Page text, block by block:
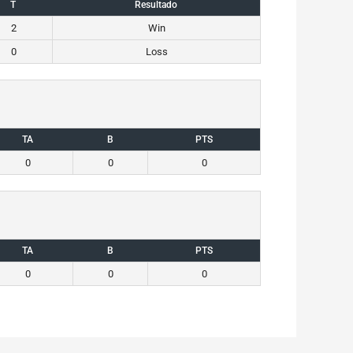
T Resultado
2
Win
0 Loss
TA B PTS
0 0 0
TA B PTS
0 0 0